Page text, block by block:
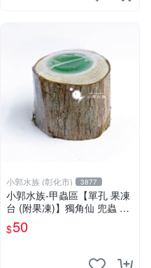
小郭水族 (彰化市) 3877
小郭水族-甲蟲區【單孔 果凍
台 (附果凍)】獨角仙 兜蟲 鍬
形蟲 幼兜
$50